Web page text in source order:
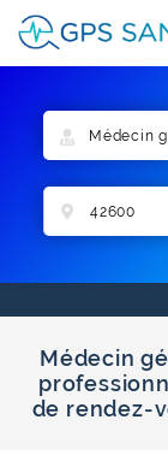
Médecin
de rendez-